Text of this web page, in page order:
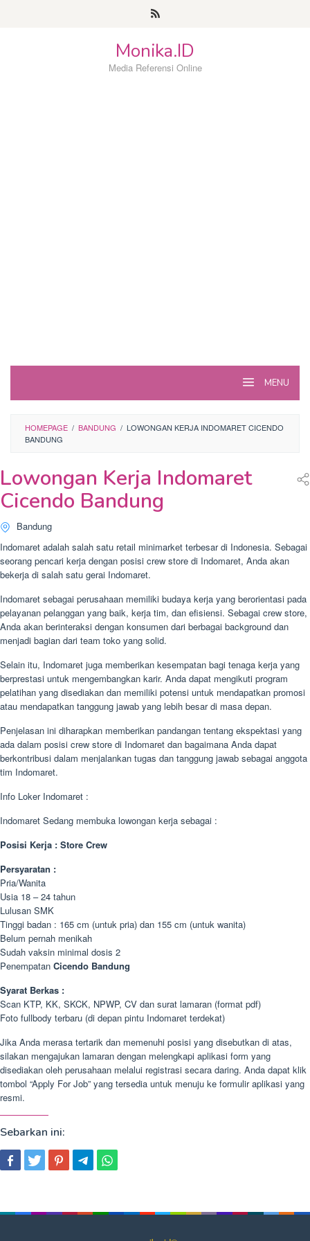
Monika.ID
Media Referensi Online
MENU
HOMEPAGE / BANDUNG / LOWONGAN KERJA INDOMARET CICENDO
BANDUNG
Lowongan Kerja Indomaret
Cicendo Bandung
Bandung
Indomaret adalah salah satu retail minimarket terbesar di Indonesia. Sebagai
seorang pencari kerja dengan posisi crew store di Indomaret, Anda akan
bekerja di salah satu gerai Indomaret.
Indomaret sebagai perusahaan memiliki budaya kerja yang berorientasi pada
pelayanan pelanggan yang baik, kerja tim, dan efisiensi. Sebagai crew store,
Anda akan berinteraksi dengan konsumen dari berbagai background dan
menjadi bagian dari team toko yang solid.
Selain itu, Indomaret juga memberikan kesempatan bagi tenaga kerja yang
berprestasi untuk mengembangkan karir. Anda dapat mengikuti program
pelatihan yang disediakan dan memiliki potensi untuk mendapatkan promosi
atau mendapatkan tanggung jawab yang lebih besar di masa depan.
Penjelasan ini diharapkan memberikan pandangan tentang ekspektasi yang
ada dalam posisi crew store di Indomaret dan bagaimana Anda dapat
berkontribusi dalam menjalankan tugas dan tanggung jawab sebagai anggota
tim Indomaret.
Info Loker Indomaret :
Indomaret Sedang membuka lowongan kerja sebagai :
Posisi Kerja : Store Crew
Persyaratan :
Pria/Wanita
Usia 18 – 24 tahun
Lulusan SMK
Tinggi badan : 165 cm (untuk pria) dan 155 cm (untuk wanita)
Belum pernah menikah
Sudah vaksin minimal dosis 2
Penempatan Cicendo Bandung
Syarat Berkas :
Scan KTP, KK, SKCK, NPWP, CV dan surat lamaran (format pdf)
Foto fullbody terbaru (di depan pintu Indomaret terdekat)
Jika Anda merasa tertarik dan memenuhi posisi yang disebutkan di atas,
silakan mengajukan lamaran dengan melengkapi aplikasi form yang
disediakan oleh perusahaan melalui registrasi secara daring. Anda dapat klik
tombol “Apply For Job” yang tersedia untuk menuju ke formulir aplikasi yang
resmi.
Sebarkan ini: